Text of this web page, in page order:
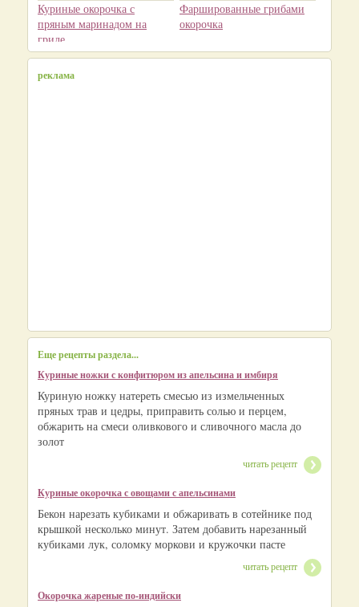
Куриные окорочка с
пряным маринадом на
гриле
Фаршированные грибами
окорочка
реклама
Еще рецепты раздела...
Куриные ножки с конфитюром из апельсина и имбиря
Куриную ножку натереть смесью из измельченных
пряных трав и цедры, приправить солью и перцем,
обжарить на смеси оливкового и сливочного масла до
золот
читать рецепт
Куриные окорочка с овощами с апельсинами
Бекон нарезать кубиками и обжаривать в сотейнике под
крышкой несколько минут. Затем добавить нарезанный
кубиками лук, соломку моркови и кружочки пасте
читать рецепт
Окорочка жареные по-индийски